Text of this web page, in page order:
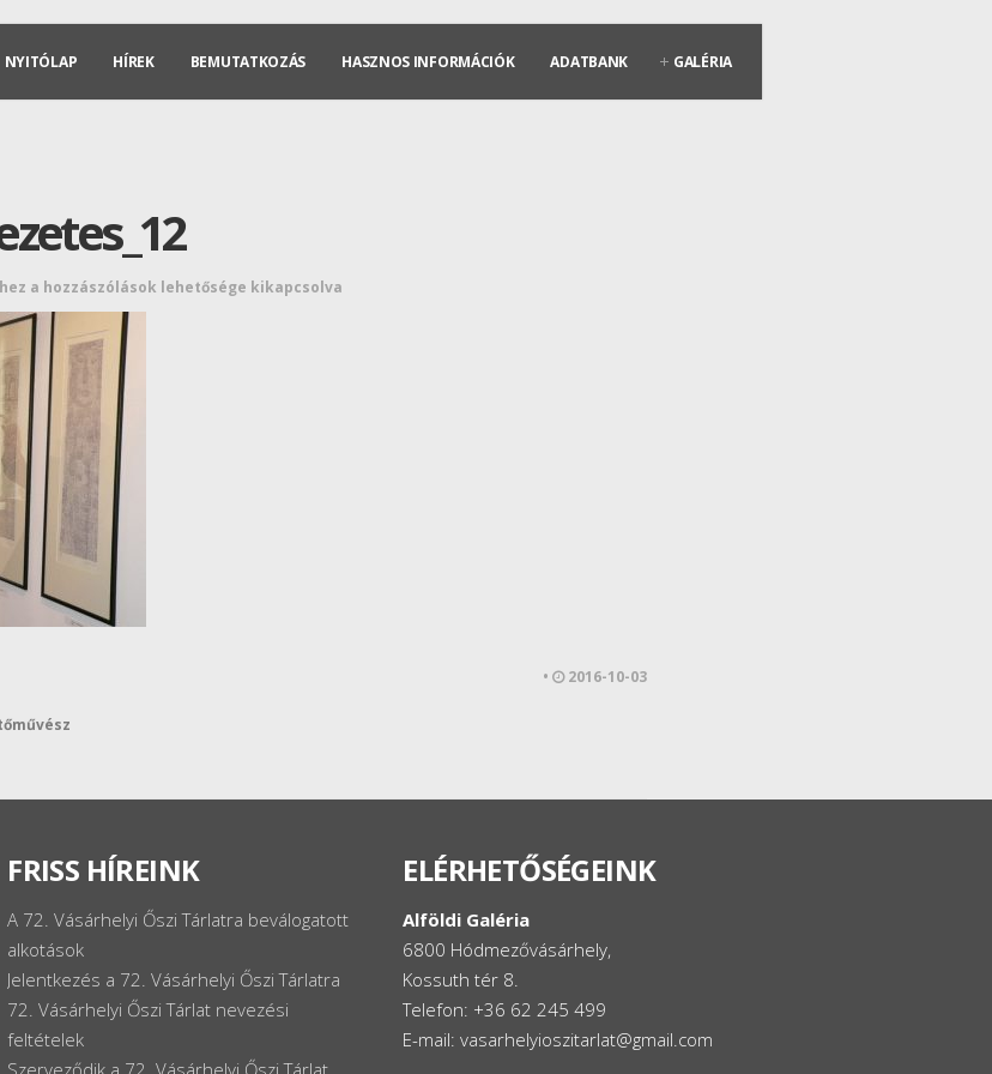
NYITÓLAP HÍREK BEMUTATKOZÁS HASZNOS INFORMÁCIÓK ADATBANK GALÉRIA
a hozzászólások lehetősége kikapcsolva
• 2016-10-03
FRISS HÍREINK
A 72. Vásárhelyi Őszi Tárlatra beválogatott
alkotások
Jelentkezés a 72. Vásárhelyi Őszi Tárlatra
72. Vásárhelyi Őszi Tárlat nevezési
feltételek
Szerveződik a 72. Vásárhelyi Őszi Tárlat
ELÉRHETŐSÉGEINK
Alföldi Galéria
6800 Hódmezővásárhely,
Kossuth tér 8.
Telefon: +36 62 245 499
E-mail: vasarhelyioszitarlat@gmail.com